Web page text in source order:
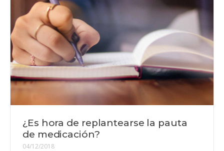
¿Es hora de replantearse la pauta
de medicación?
04/12/2018